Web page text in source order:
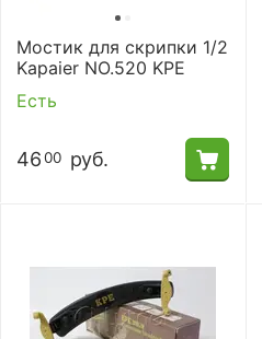
Мостик для скрипки 1/2
Kapaier NO.520 KPE
Есть
4600 руб.